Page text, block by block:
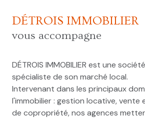
DÉTROIS IMMOBILIER
vous accompagne
DÉTROIS IMMOBILIER est une
spécialiste de son marché local.
Intervenant dans les principaux
l'immobilier : gestion locative, vente
de copropriété, nos agences